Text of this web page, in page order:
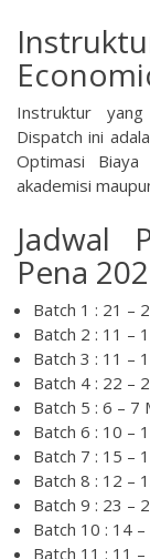
Instruktur
Dispatch ini
Optimasi
akademisi
Jadwal
Pena
Batch 1 : 21 –
Batch 2 : 11 –
Batch 3 : 11 –
Batch 4 : 22 –
Batch 5 : 6 – 7
Batch 6 : 10 –
Batch 7 : 15 –
Batch 8 : 12 –
Batch 9 : 23 –
Batch 10 : 14
Batch 11 : 11